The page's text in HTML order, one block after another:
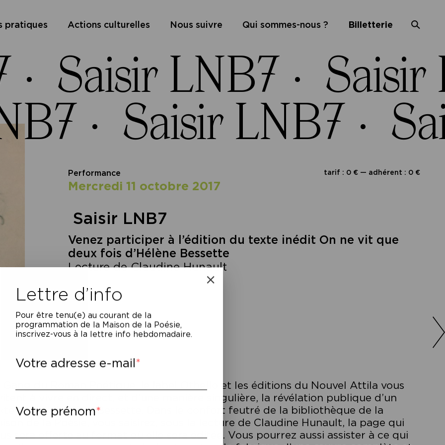
pratiques Actions culturelles Nous suivre Qui sommes-nous ? Billetterie
Saisir LNB7 · Saisir
· Saisir LNB7 ·
tarif : 0 € — adhérent : 0 €
Performance
mercredi 11 octobre 2017
Saisir LNB7
Venez participer à l’édition du texte inédit On ne vit que
deux fois d’Hélène Bessette
Lecture de Claudine Hunault
Gang du Roman Poétique, le label Othello et les éditions du Nouvel Attila vous
à vivre en direct, et d’une manière singulière, la révélation publique d’un
inédit d’Hélène Bessette. Dans le confort feutré de la bibliothèque de la
de la Poésie, vous saisirez, sous la lecture de Claudine Hunault, la page qui
sera offerte au format où elle sera éditée. Vous pourrez aussi assister à ce qui
Lettre d’info
Pour être tenu(e) au courant de la
programmation de la Maison de la Poésie,
inscrivez-vous à la lettre info hebdomadaire.
Votre adresse e-mail
Votre prénom